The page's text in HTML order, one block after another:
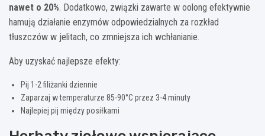
nawet o 20%. Dodatkowo, związki zawarte w oolong efektywnie
hamują działanie enzymów odpowiedzialnych za rozkład
tłuszczów w jelitach, co zmniejsza ich wchłanianie.
Aby uzyskać najlepsze efekty:
Pij 1-2 filiżanki dziennie
Zaparzaj w temperaturze 85-90°C przez 3-4 minuty
Najlepiej pij między posiłkami